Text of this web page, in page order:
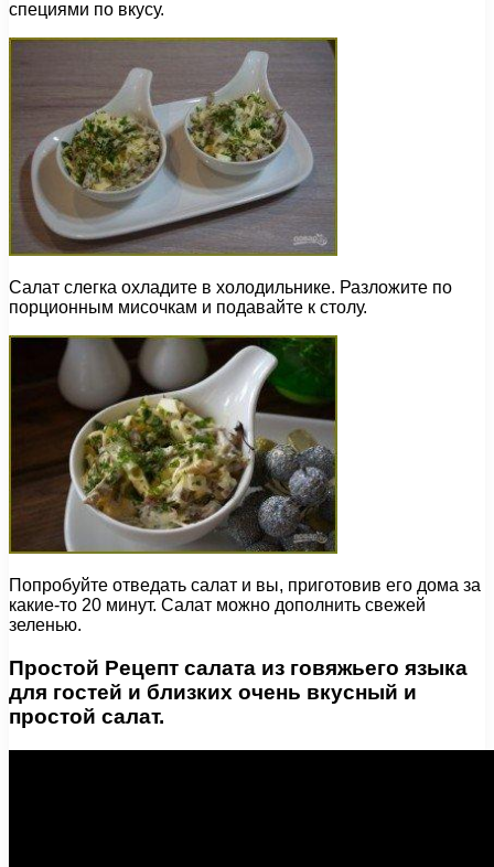
специями по вкусу.
Салат слегка охладите в холодильнике. Разложите по
порционным мисочкам и подавайте к столу.
Попробуйте отведать салат и вы, приготовив его дома за
какие-то 20 минут. Салат можно дополнить свежей
зеленью.
Простой Рецепт салата из говяжьего языка
для гостей и близких очень вкусный и
простой салат.